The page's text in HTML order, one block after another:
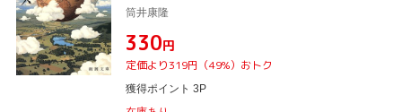
筒井康隆
¥330円
定価より319円（49%）おトク
獲得ポイント 3P